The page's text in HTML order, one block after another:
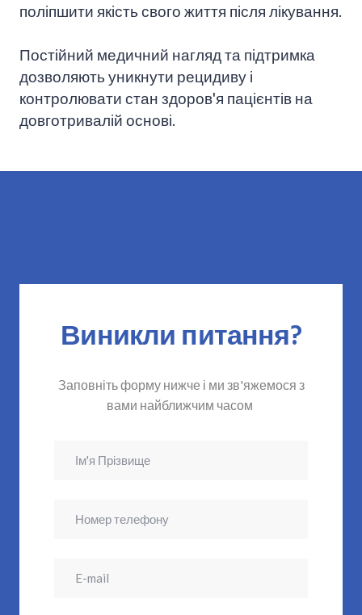
поліпшити якість свого життя після лікування.
Постійний медичний нагляд та підтримка
дозволяють уникнути рецидиву і
контролювати стан здоров'я пацієнтів на
довготривалій основі.
Виникли питання?
Заповніть форму нижче і ми зв'яжемося з
вами найближчим часом